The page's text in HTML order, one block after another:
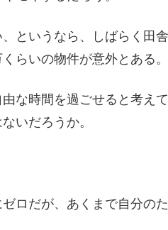
というなら、しばらく田
らいの物件が意外とある。
な時間を過ごせると考え
いだろうか。
ロだが、あくまで自分の